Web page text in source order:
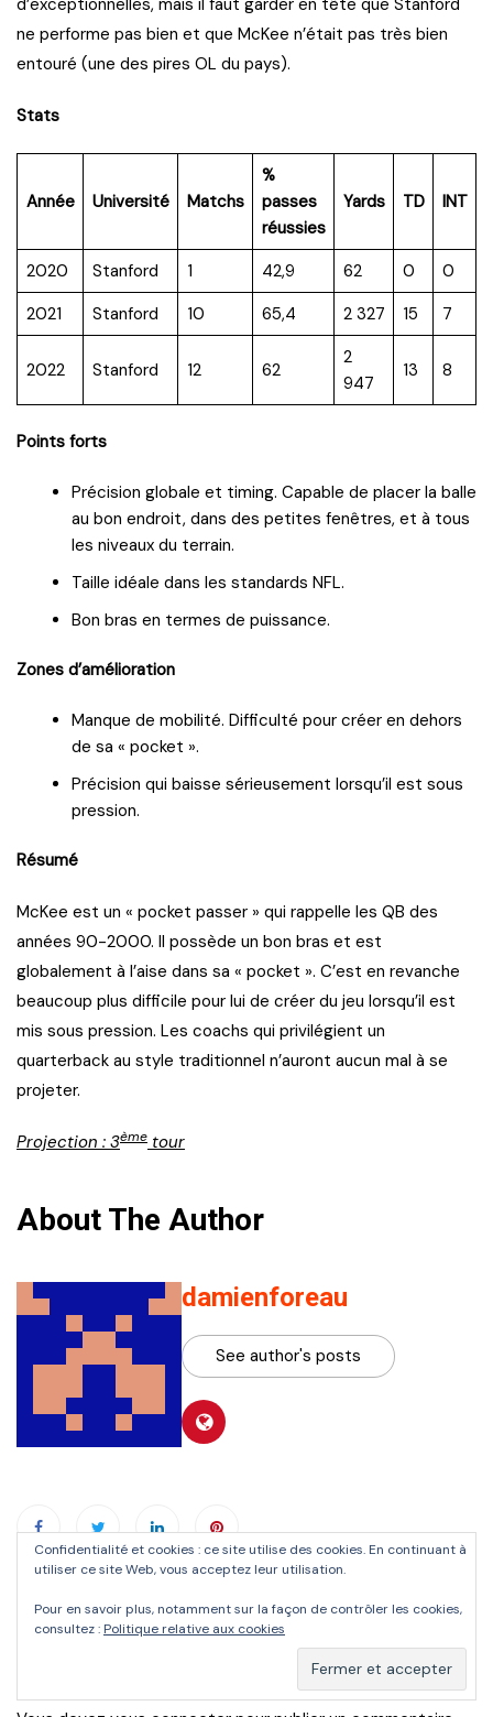
d’exceptionnelles, mais il faut garder en tête que Stanford
ne performe pas bien et que McKee n’était pas très bien
entouré (une des pires OL du pays).
Stats
Année Université Matchs
%
passes
réussies
Yards TD INT
2020 Stanford 1 42,9 62 0
0
2021
Stanford 10 65,4 2 327 15 7
2022 Stanford 12 62
2
947
13 8
Points forts
Précision globale et timing. Capable de placer la balle
au bon endroit, dans des petites fenêtres, et à tous
les niveaux du terrain.
Taille idéale dans les standards NFL.
Bon bras en termes de puissance.
Zones d’amélioration
Manque de mobilité. Difficulté pour créer en dehors
de sa « pocket ».
Précision qui baisse sérieusement lorsqu’il est sous
pression.
Résumé
McKee est un « pocket passer » qui rappelle les QB des
années 90-2000. Il possède un bon bras et est
globalement à l’aise dans sa « pocket ». C’est en revanche
beaucoup plus difficile pour lui de créer du jeu lorsqu’il est
mis sous pression. Les coachs qui privilégient un
quarterback au style traditionnel n’auront aucun mal à se
projeter.
Projection : 3ème tour
About The Author
damienforeau
See author's posts
Navigation
de
Prev Next
Confidentialité et cookies : ce site utilise des cookies. En continuant à
utiliser ce site Web, vous acceptez leur utilisation.
Pour en savoir plus, notamment sur la façon de contrôler les cookies,
consultez : Politique relative aux cookies